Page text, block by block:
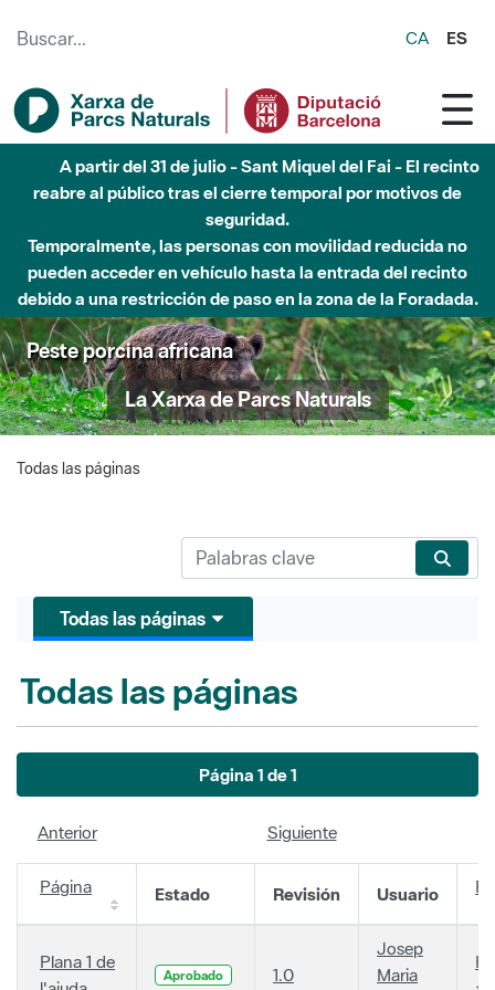
CA ES
A partir del 31 de julio - Sant Miquel del Fai - El recinto
reabre al público tras el cierre temporal por motivos de
seguridad.
Temporalmente, las personas con movilidad reducida no
pueden acceder en vehículo hasta la entrada del recinto
debido a una restricción de paso en la zona de la Foradada.
Peste porcina africana
La Xarxa de Parcs Naturals
Todas las páginas
Todas las páginas
Todas las páginas
Página 1 de 1
Anterior Siguiente
Página Estado Revisión Usuario
Plana 1 de
Aprobado 1.0
Josep
Maria